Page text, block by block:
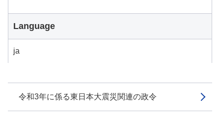
令和3年に係る東日本大震災関連の政令
Language
ja